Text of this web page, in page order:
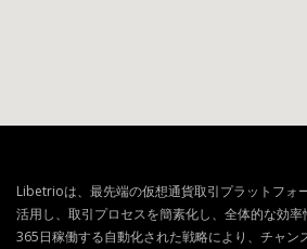
Libetrioは、最先端の仮想通貨取引プラットフォ
活用し、取引プロセスを簡素化し、全体的な効
365日稼働する自動化された戦略により、チャン